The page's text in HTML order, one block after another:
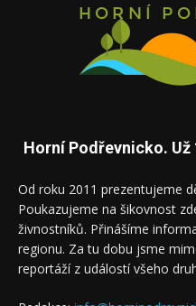
Horní Podřevnicko.
Od roku 2011 prezentujeme
Poukazujeme na šikovnost
živnostníků. Přinášíme
regionu. Za tu dobu jsme
reportáží z událostí všeho